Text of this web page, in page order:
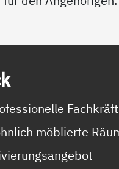
möblierte